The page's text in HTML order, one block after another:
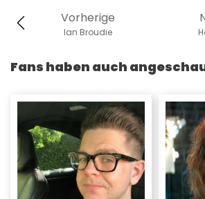
Vorherige
Ian Broudie
Fans haben auch